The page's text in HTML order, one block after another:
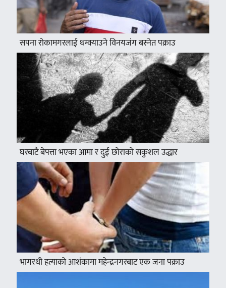
सपना रोकामगरलाई धम्क्याउने विनयजंग बस्नेत पक्राउ
घरबाटै बेपत्ता भएका आमा र दुई छोराको सकुशल उद्धार
भागरथी हत्याको आशंकामा महेन्द्रनगरबाट एक जना पक्राउ